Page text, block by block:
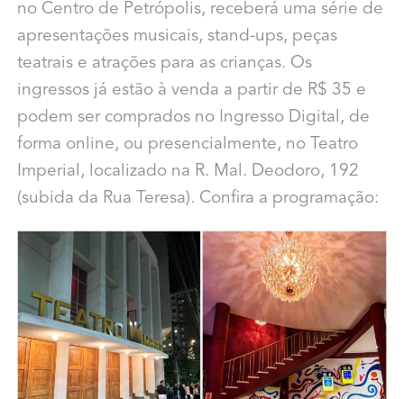
no Centro de Petrópolis, receberá uma série de
apresentações musicais, stand-ups, peças
teatrais e atrações para as crianças. Os
ingressos já estão à venda a partir de R$ 35 e
podem ser comprados no Ingresso Digital, de
forma online, ou presencialmente, no Teatro
Imperial, localizado na R. Mal. Deodoro, 192
(subida da Rua Teresa). Confira a programação: